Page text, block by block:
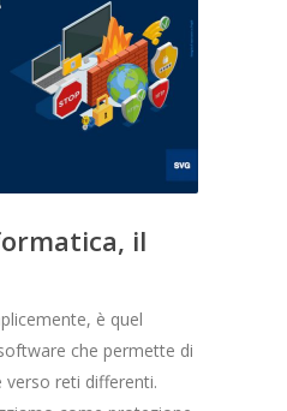
il
è quel
che permette di
reti differenti.